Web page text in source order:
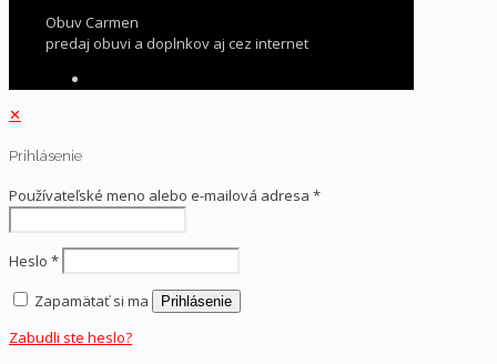
Obuv Carmen
predaj obuvi a doplnkov aj cez internet
✕
Prihlásenie
Používateľské meno alebo e-mailová adresa *
Heslo *
Zapamätať si ma
Prihlásenie
Zabudli ste heslo?